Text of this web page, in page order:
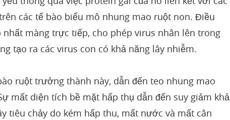
các tế bào biểu mô nhung mao ruột non. Điều
màng trực tiếp, cho phép virus nhân lên trong
tạo ra các virus con có khả năng lây nhiễm.
ruột trưởng thành này, dẫn đến teo nhung mao
mất diện tích bề mặt hấp thụ dẫn đến suy giảm khả
tiêu chảy do kém hấp thu, mất nước và mất cân